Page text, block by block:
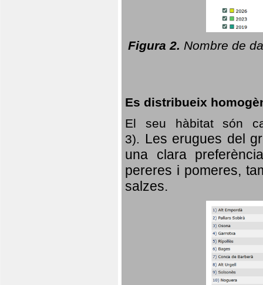
Figura 2. Nombre de
Es distribueix
El seu hàbitat són
3). Les erugues del
una clara
pereres i pomeres,
salzes.